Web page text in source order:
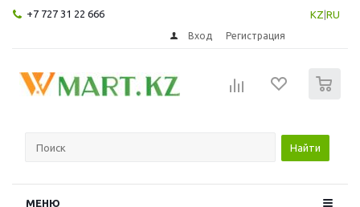
+7 727 31 22 666 KZ RU
Вход Регистрация
Найти
МЕНЮ